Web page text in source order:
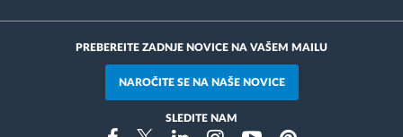
PREBEREITE ZADNJE NOVICE NA VAŠEM MAILU
NAROČITE SE NA NAŠE NOVICE
SLEDITE NAM